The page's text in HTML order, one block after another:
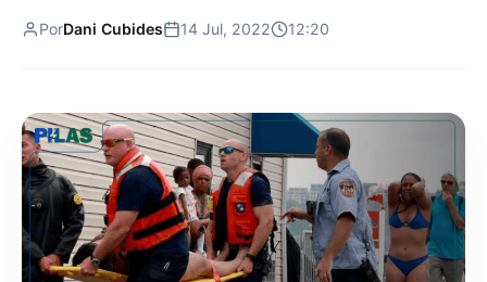
PorDani Cubides 14 Jul, 2022 12:20